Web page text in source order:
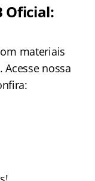
Oficial:
materiais
. Acesse nossa